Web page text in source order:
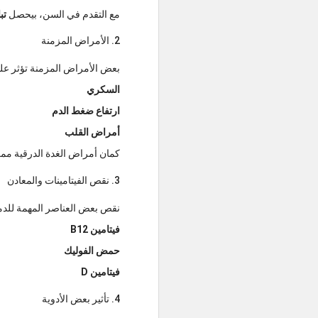
مع التقدم في السن، بيحصل
2. الأمراض المزمنة
بعض الأمراض المزمنة تؤثر
السكري
ارتفاع ضغط الدم
أمراض القلب
كمان أمراض الغدة الدرقية
3. نقص الفيتامينات والمعادن
نقص بعض العناصر المهمة
فيتامين B12
حمض الفوليك
فيتامين D
4. تأثير بعض الأدوية